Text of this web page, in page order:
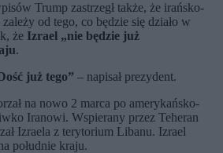
Trump zastrzegł także, że irańsko-
od tego, co będzie się działo w
że Izrael „nie będzie już
.
już tego” – napisał prezydent.
na nowo 2 marca po amerykańsko-
Iranowi. Wspierany przez Teheran
Izraela z terytorium Libanu. Izrael
południe kraju.